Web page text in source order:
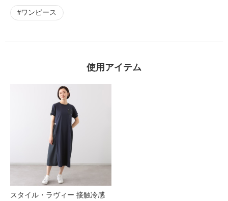
ワンピース
使用アイテム
スタイル・ラヴィー 接触冷感